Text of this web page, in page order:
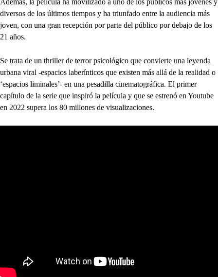
Además, la película ha movilizado a uno de los públicos más jóvenes y
diversos de los últimos tiempos y ha triunfado entre la audiencia más
joven, con una gran recepción por parte del público por debajo de los
21 años.
Se trata de un thriller de terror psicológico que convierte una leyenda
urbana viral -espacios laberínticos que existen más allá de la realidad o
‘espacios liminales’- en una pesadilla cinematográfica. El primer
capítulo de la serie que inspiró la película y que se estrenó en Youtube
en 2022 supera los 80 millones de visualizaciones.